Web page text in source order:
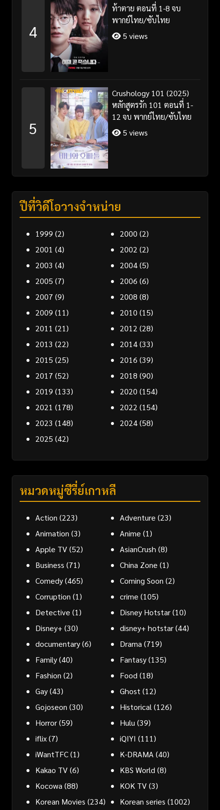
4
ท้าตาย ตอนที่ 1-8 จบ
พากย์ไทย/ซับไทย
5 views
5
Crushology 101 (2025)
หลักสูตรรัก 101 ตอนที่ 1-
12 จบ พากย์ไทย/ซับไทย
5 views
ปีที่วิดีโอวางจำหน่าย
1999 (2) 2000 (2)
2001 (4) 2002 (2)
2003 (4) 2004(5)
2005 (7) 2006 (6)
2007 (9) 2008 (8)
2009 (11) 2010 (15)
2011 (21) 2012 (28)
2013 (22) 2014(33)
2015 (25) 2016 (39)
2017 (52) 2018 (90)
2019 (133) 2020 (154)
2021 (178) 2022 (154)
2023 (148) 2024(58)
2025 (42)
หมวดหมู่ซีรี่ย์เกาหลี
Action (223) Adventure (23)
Animation (3) Anime (1)
Apple TV(52) AsianCrush (8)
Business (71) China Zone (1)
Comedy(465) Coming Soon (2)
Corruption (1) crime (105)
Detective (1) Disney Hotstar(10)
Disney+ (30) disney+ hotstar(44)
documentary(6) Drama (719)
Family(40) Fantasy(135)
Fashion (2) Food (18)
Gay(43) Ghost (12)
Gojoseon (30) Historical (126)
Horror(59) Hulu (39)
iflix(7) iQIYI (111)
iWantTFC(1) K-DRAMA (40)
Kakao TV(6) KBS World (8)
Kocowa (88) KOK TV(3)
Korean Movies (234) Korean series (1002)